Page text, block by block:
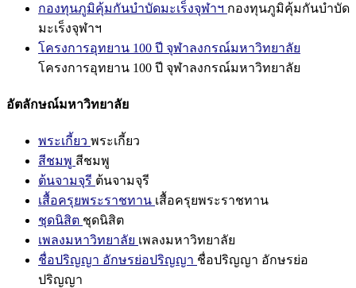
กองทุนภูมิคุ้มกันบำบัดมะเร็งจุฬาฯ กองทุนภูมิคุ้มกันบำบัด
มะเร็งจุฬาฯ
โครงการอุทยาน 100 ปี จุฬาลงกรณ์มหาวิทยาลัย
โครงการอุทยาน 100 ปี จุฬาลงกรณ์มหาวิทยาลัย
อัตลักษณ์มหาวิทยาลัย
พระเกี้ยว พระเกี้ยว
สีชมพู สีชมพู
ต้นจามจุรี ต้นจามจุรี
เสื้อครุยพระราชทาน เสื้อครุยพระราชทาน
ชุดนิสิต ชุดนิสิต
เพลงมหาวิทยาลัย เพลงมหาวิทยาลัย
ชื่อปริญญา อักษรย่อปริญญา ชื่อปริญญา อักษรย่อ
ปริญญา